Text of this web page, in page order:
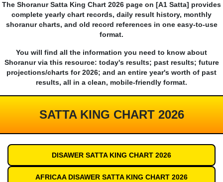
The Shoranur Satta King Chart 2026 page on [A1 Satta] provides
complete yearly chart records, daily result history, monthly
shoranur charts, and old record references in one easy-to-use
format.
You will find all the information you need to know about
Shoranur via this resource: today's results; past results; future
projections/charts for 2026; and an entire year's worth of past
results, all in a clean, mobile-friendly format.
SATTA KING CHART 2026
DISAWER SATTA KING CHART 2026
AFRICAA DISAWER SATTA KING CHART 2026